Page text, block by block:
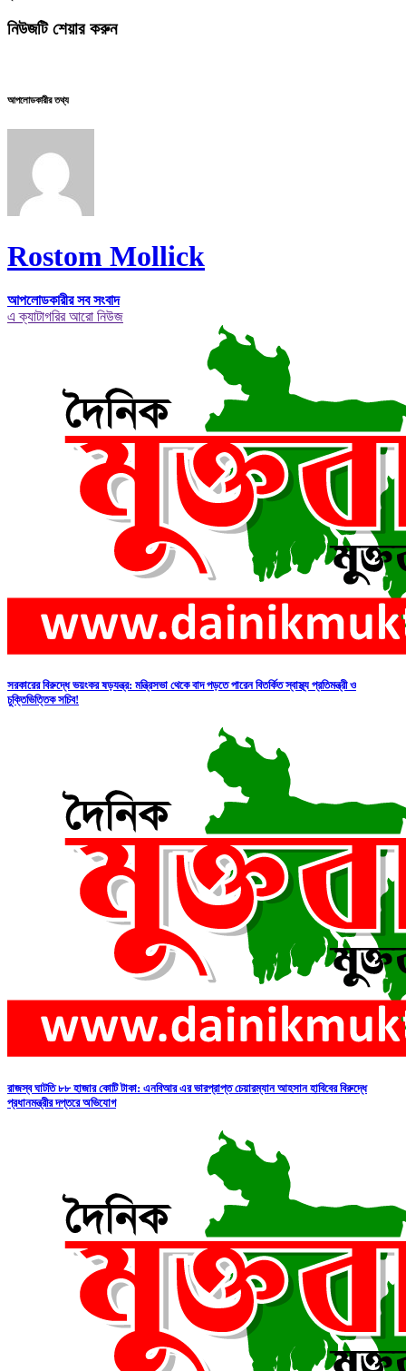
নিউজটি শেয়ার করুন
আপলোডকারীর তথ্য
Rostom Mollick
আপলোডকারীর সব সংবাদ
এ ক্যাটাগরির আরো নিউজ
সরকারের বিরুদ্ধে ভয়ংকর ষড়যন্ত্র: মন্ত্রিসভা থেকে বাদ পড়তে পারেন বিতর্কিত স্বাস্থ্য প্রতিমন্ত্রী ও
চুক্তিভিত্তিক সচিব!
রাজস্ব ঘাটতি ৮৮ হাজার কোটি টাকা: এনবিআর এর ভারপ্রাপ্ত চেয়ারম্যান আহসান হাবিবের বিরুদ্ধে
প্রধানমন্ত্রীর দপ্তরে অভিযোগ